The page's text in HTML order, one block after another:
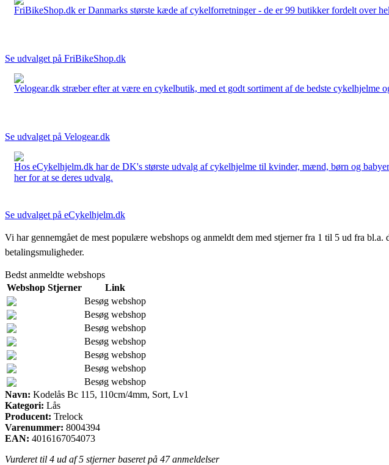
FriBikeShop.dk er Danmarks største kæde af cykelforretninger - de er 99 butikker fordelt over
Se udvalget på FriBikeShop.dk
Velogear.dk stræber efter at være en cykelbutik, med et godt sortiment af de bedste
Se udvalget på Velogear.dk
Hos eCykelhjelm.dk har de DK's største udvalg af cykelhjelme til kvinder, mænd, børn og
her for at se deres udvalg.
Se udvalget på eCykelhjelm.dk
Vi har gennemgået de mest populære webshops og anmeldt dem med stjerner fra 1 til 5 ud fra
betalingsmuligheder.
Bedst anmeldte webshops
Webshop Stjerner
Link
Besøg webshop
Besøg webshop
Besøg webshop
Besøg webshop
Besøg webshop
Besøg webshop
Besøg webshop
Navn: Kodelås Bc 115, 110cm/4mm, Sort, Lv1
Kategori: Lås
Producent: Trelock
Varenummer: 8004394
EAN: 4016167054073
Vurderet til 4 ud af 5 stjerner baseret på 47anmeldelser